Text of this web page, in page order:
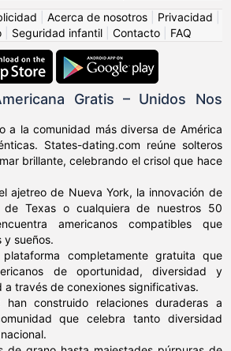
Acerca de nosotros Privacidad
Seguridad infantil Contacto FAQ
Gratis – Unidos Nos
a la comunidad más diversa de América
States-dating.com reúne solteros
brillante, celebrando el crisol que hace
ajetreo de Nueva York, la innovación de
de Texas o cualquiera de nuestros 50
americanos compatibles que
y sueños.
plataforma completamente gratuita que
de oportunidad, diversidad y
través de conexiones significativas.
han construido relaciones duraderas a
que celebra tanto diversidad